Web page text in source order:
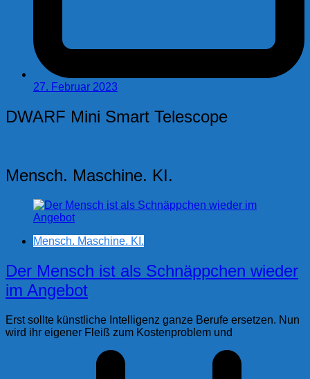
27. Februar 2023
DWARF Mini Smart Telescope
Mensch. Maschine. KI.
Mensch. Maschine. KI.
Der Mensch ist als Schnäppchen wieder
im Angebot
Erst sollte künstliche Intelligenz ganze Berufe ersetzen. Nun
wird ihr eigener Fleiß zum Kostenproblem und